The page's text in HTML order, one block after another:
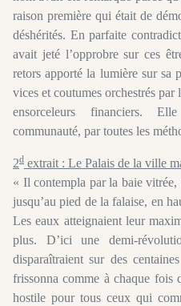
raison première qui était de
déshérités. En parfaite
avait jeté l’opprobre sur ces
retors apporté la lumière sur sa
vices et coutumes orchestrés par
ensorceleurs financiers.
communauté, par toutes les
2d extrait : Le Palais de la ville
« Il contempla par la baie
jusqu’au pied de la falaise, en
Les eaux atteignaient leur
plus. D’ici une demi-
disparaîtraient sur des
frissonna comme à chaque fois
hostile pour tous ceux qui